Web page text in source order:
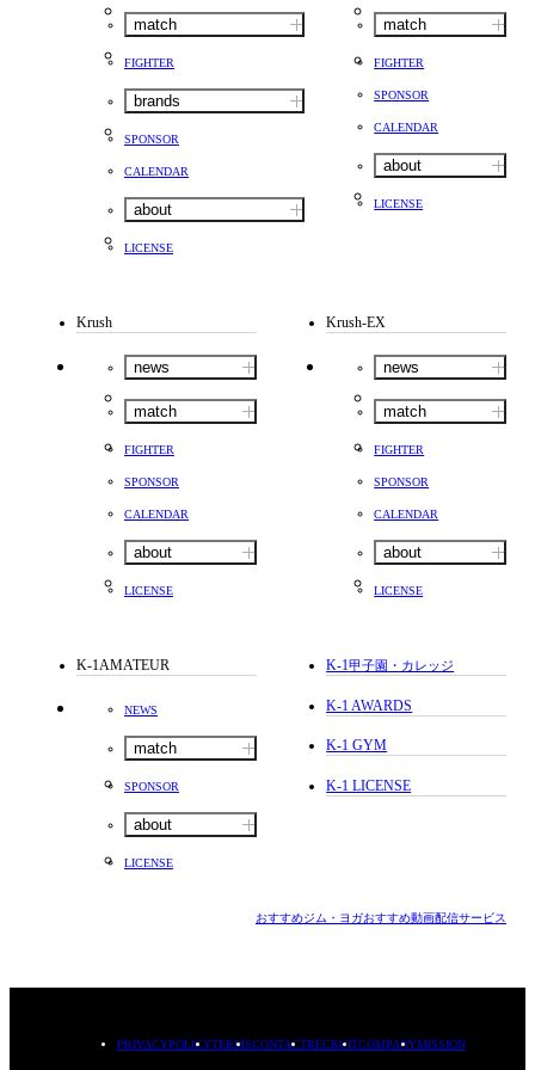
match
FIGHTER
brands
SPONSOR
CALENDAR
about
LICENSE
match
FIGHTER
SPONSOR
CALENDAR
about
LICENSE
Krush
news
match
FIGHTER
SPONSOR
CALENDAR
about
LICENSE
Krush-EX
news
match
FIGHTER
SPONSOR
CALENDAR
about
LICENSE
K-1AMATEUR
NEWS
match
SPONSOR
about
LICENSE
K-1甲子園・カレッジ
K-1 AWARDS
K-1 GYM
K-1 LICENSE
おすすめジム・ヨガおすすめ動画配信サービス
PRIVACYPOLICYTERMSCONTACTRECRUITCOMPANYMISSION